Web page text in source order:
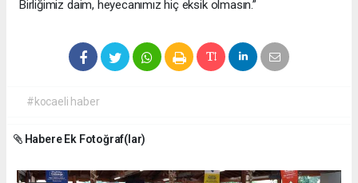
Birliğimiz daim, heyecanımız hiç eksik olmasın.”
#kocaeli haber
Habere Ek Fotoğraf(lar)